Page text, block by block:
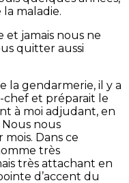
maladie.
et jamais nous ne
quitter aussi
la gendarmerie, il y a
chef et préparait le
à moi adjudant, en
nous
Dans ce
très
très attachant en
d’accent du